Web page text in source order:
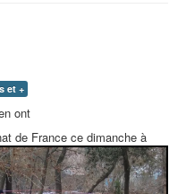
et +
ont
de France ce dimanche à